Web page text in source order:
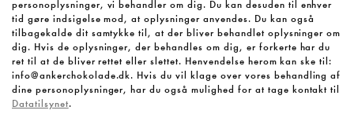
personoplysninger, vi behandler om dig. Du kan desuden til enhver
tid gøre indsigelse mod, at oplysninger anvendes. Du kan også
tilbagekalde dit samtykke til, at der bliver behandlet oplysninger om
dig. Hvis de oplysninger, der behandles om dig, er forkerte har du
ret til at de bliver rettet eller slettet. Henvendelse herom kan ske til:
info@ankerchokolade.dk. Hvis du vil klage over vores behandling af
dine personoplysninger, har du også mulighed for at tage kontakt til
Datatilsynet.